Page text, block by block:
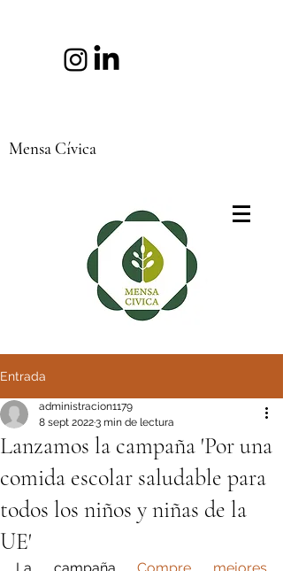
Mensa Cívica
Entrada
Lanzamos la campaña 'Por una
comida escolar saludable para
todos los niños y niñas de la
UE'
administracion1179
8 sept 20223 min de lectura